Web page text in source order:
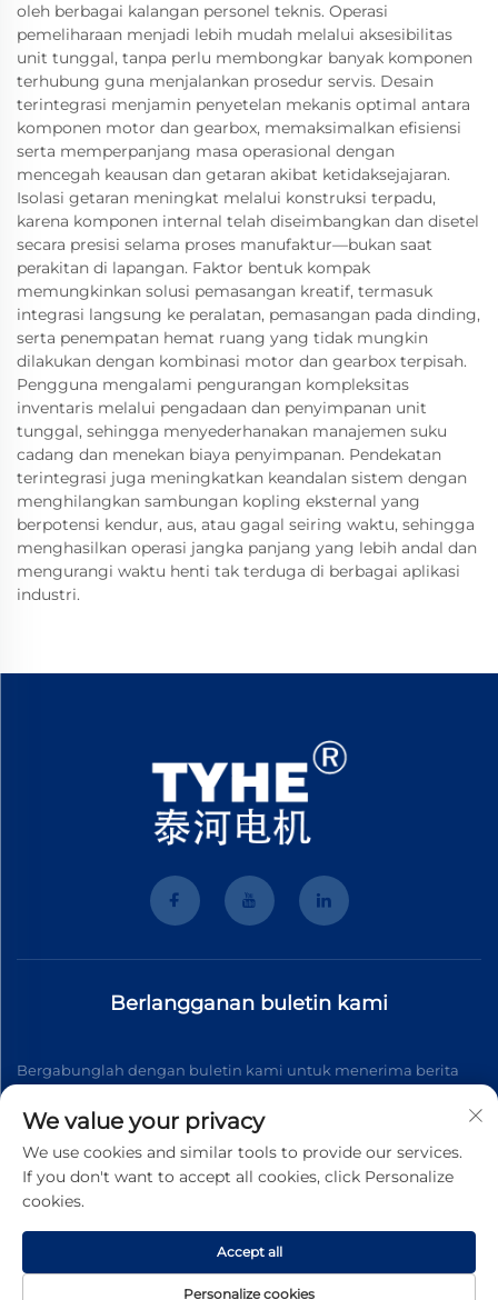
oleh berbagai kalangan personel teknis. Operasi
pemeliharaan menjadi lebih mudah melalui aksesibilitas
unit tunggal, tanpa perlu membongkar banyak komponen
terhubung guna menjalankan prosedur servis. Desain
terintegrasi menjamin penyetelan mekanis optimal antara
komponen motor dan gearbox, memaksimalkan efisiensi
serta memperpanjang masa operasional dengan
mencegah keausan dan getaran akibat ketidaksejajaran.
Isolasi getaran meningkat melalui konstruksi terpadu,
karena komponen internal telah diseimbangkan dan disetel
secara presisi selama proses manufaktur—bukan saat
perakitan di lapangan. Faktor bentuk kompak
memungkinkan solusi pemasangan kreatif, termasuk
integrasi langsung ke peralatan, pemasangan pada dinding,
serta penempatan hemat ruang yang tidak mungkin
dilakukan dengan kombinasi motor dan gearbox terpisah.
Pengguna mengalami pengurangan kompleksitas
inventaris melalui pengadaan dan penyimpanan unit
tunggal, sehingga menyederhanakan manajemen suku
cadang dan menekan biaya penyimpanan. Pendekatan
terintegrasi juga meningkatkan keandalan sistem dengan
menghilangkan sambungan kopling eksternal yang
berpotensi kendur, aus, atau gagal seiring waktu, sehingga
menghasilkan operasi jangka panjang yang lebih andal dan
mengurangi waktu henti tak terduga di berbagai aplikasi
industri.
Berlangganan buletin kami
Bergabunglah dengan buletin kami untuk menerima berita
Berlangganan
Hak Cipta © 2026 Wenzhou Tyhe Motor Co.,ltd. Seluruh hak
We value your privacy
We use cookies and similar tools to provide our services.
If you don't want to accept all cookies, click Personalize
cookies.
Personalize cookies
Accept all